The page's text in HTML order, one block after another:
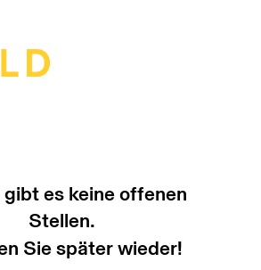
es keine offenen
Stellen.
Sie später wieder!